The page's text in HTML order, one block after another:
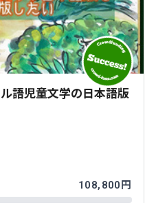
語児童文学の日本語版
108,800円